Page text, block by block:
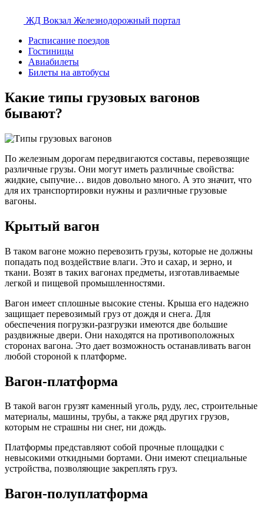
ЖД Вокзал Железнодорожный портал
Расписание поездов
Гостиницы
Авиабилеты
Билеты на автобусы
Какие типы грузовых вагонов
бывают?
По железным дорогам передвигаются составы, перевозящие
различные грузы. Они могут иметь различные свойства:
жидкие, сыпучие… видов довольно много. А это значит, что
для их транспортировки нужны и различные грузовые
вагоны.
Крытый вагон
В таком вагоне можно перевозить грузы, которые не должны
попадать под воздействие влаги. Это и сахар, и зерно, и
ткани. Возят в таких вагонах предметы, изготавливаемые
легкой и пищевой промышленностями.
Вагон имеет сплошные высокие стены. Крыша его надежно
защищает перевозимый груз от дождя и снега. Для
обеспечения погрузки-разгрузки имеются две большие
раздвижные двери. Они находятся на противоположных
сторонах вагона. Это дает возможность останавливать вагон
любой стороной к платформе.
Вагон-платформа
В такой вагон грузят каменный уголь, руду, лес, строительные
материалы, машины, трубы, а также ряд других грузов,
которым не страшны ни снег, ни дождь.
Платформы представляют собой прочные площадки с
невысокими откидными бортами. Они имеют специальные
устройства, позволяющие закреплять груз.
Вагон-полуплатформа